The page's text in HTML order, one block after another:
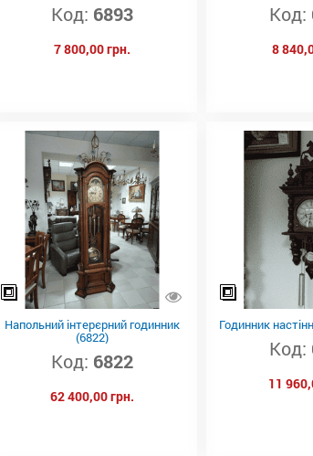
Код: 6893
7 800,00 грн.
Код:
8
Напольний інтерєрний годинник
(6822)
Код: 6822
62 400,00 грн.
Годинник
Код:
11